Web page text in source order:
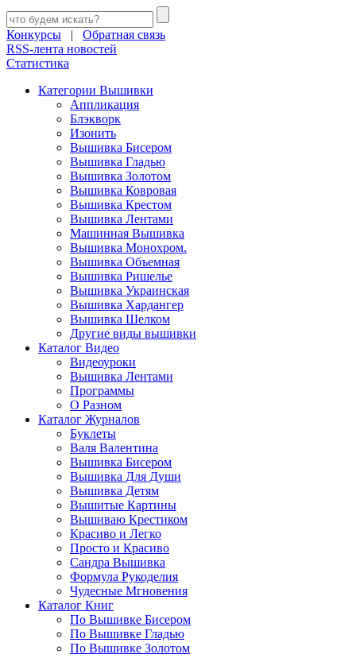
Конкурсы | Обратная связь
RSS-лента новостей
Статистика
Категории Вышивки
Аппликация
Блэкворк
Изонить
Вышивка Бисером
Вышивка Гладью
Вышивка Золотом
Вышивка Ковровая
Вышивка Крестом
Вышивка Лентами
Машинная Вышивка
Вышивка Монохром.
Вышивка Объемная
Вышивка Ришелье
Вышивка Украинская
Вышивка Хардангер
Вышивка Шелком
Другие виды вышивки
Каталог Видео
Видеоуроки
Вышивка Лентами
Программы
О Разном
Каталог Журналов
Буклеты
Валя Валентина
Вышивка Бисером
Вышивка Для Души
Вышивка Детям
Вышитые Картины
Вышиваю Крестиком
Красиво и Легко
Просто и Красиво
Сандра Вышивка
Формула Рукоделия
Чудесные Мгновения
Каталог Книг
По Вышивке Бисером
По Вышивке Гладью
По Вышивке Золотом